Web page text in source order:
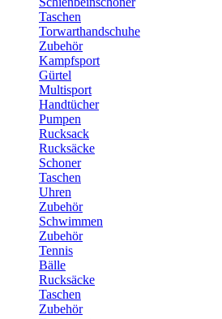
Taschen
Torwarthandschuhe
Zubehör
Kampfsport
Gürtel
Multisport
Handtücher
Pumpen
Rucksack
Rucksäcke
Schoner
Taschen
Uhren
Zubehör
Schwimmen
Zubehör
Tennis
Bälle
Rucksäcke
Taschen
Zubehör